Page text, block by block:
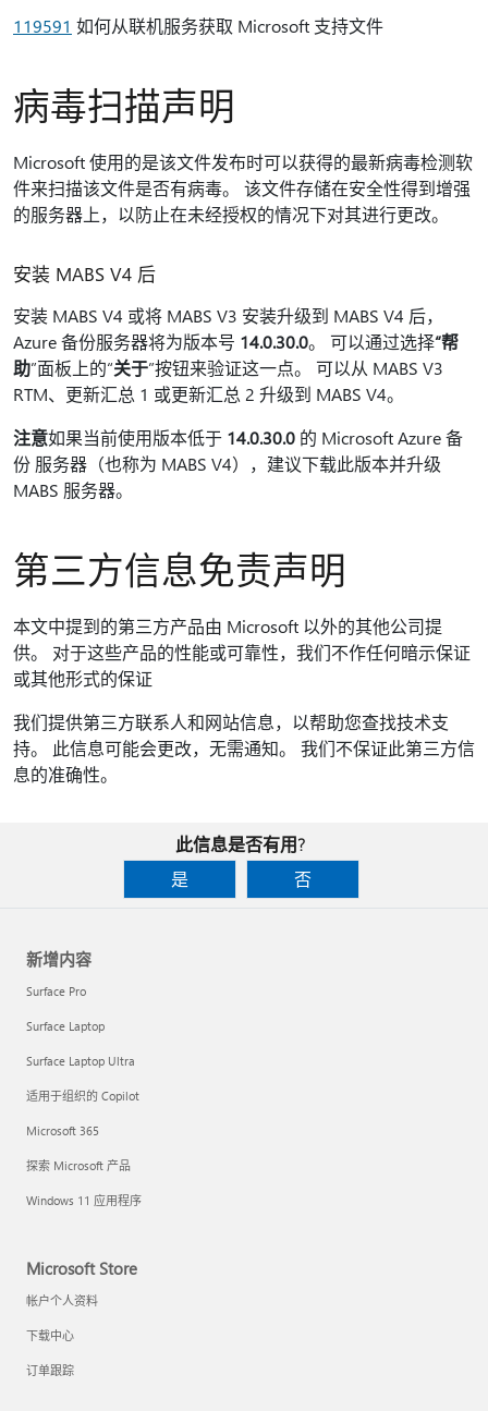
119591 如何从联机服务获取 Microsoft 支持文件
病毒扫描声明
Microsoft 使用的是该文件发布时可以获得的最新病毒检测软
件来扫描该文件是否有病毒。 该文件存储在安全性得到增强
的服务器上，以防止在未经授权的情况下对其进行更改。
安装 MABS V4 后
安装 MABS V4 或将 MABS V3 安装升级到 MABS V4 后，
Azure 备份服务器将为版本号 14.0.30.0。 可以通过选择“帮
助”面板上的“关于”按钮来验证这一点。 可以从 MABS V3
RTM、更新汇总 1 或更新汇总 2 升级到 MABS V4。
注意如果当前使用版本低于 14.0.30.0 的 Microsoft Azure 备
份 服务器（也称为 MABS V4），建议下载此版本并升级
MABS 服务器。
第三方信息免责声明
本文中提到的第三方产品由 Microsoft 以外的其他公司提
供。 对于这些产品的性能或可靠性，我们不作任何暗示保证
或其他形式的保证
我们提供第三方联系人和网站信息，以帮助您查找技术支
持。 此信息可能会更改，无需通知。 我们不保证此第三方信
息的准确性。
此信息是否有用?
是
否
新增内容
Surface Pro
Surface Laptop
Surface Laptop Ultra
适用于组织的 Copilot
Microsoft 365
探索 Microsoft 产品
Windows 11 应用程序
Microsoft Store
帐户个人资料
下载中心
订单跟踪